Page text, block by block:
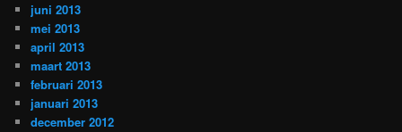
juni 2013
mei 2013
april 2013
maart 2013
februari 2013
januari 2013
december 2012